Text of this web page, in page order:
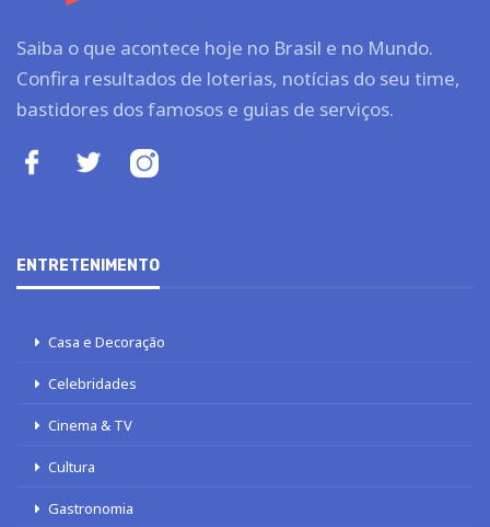
Saiba o que acontece hoje no Brasil e no Mundo.
Confira resultados de loterias, notícias do seu time,
bastidores dos famosos e guias de serviços.
ENTRETENIMENTO
Casa e Decoração
Celebridades
Cinema & TV
Cultura
Gastronomia